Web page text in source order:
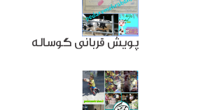
پویش قربانی گوساله